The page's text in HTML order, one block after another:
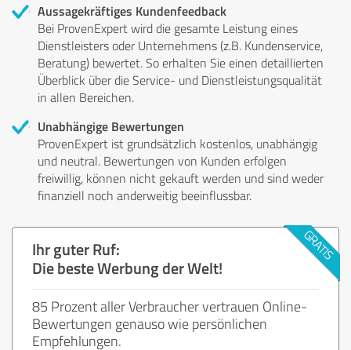
Aussagekräftiges Kundenfeedback
Bei ProvenExpert wird die gesamte Leistung eines
Dienstleisters oder Unternehmens (z.B. Kundenservice,
Beratung) bewertet. So erhalten Sie einen detaillierten
Überblick über die Service- und Dienstleistungsqualität
in allen Bereichen.
Unabhängige Bewertungen
ProvenExpert ist grundsätzlich kostenlos, unabhängig
und neutral. Bewertungen von Kunden erfolgen
freiwillig, können nicht gekauft werden und sind weder
finanziell noch anderweitig beeinflussbar.
Ihr guter Ruf:
Die beste Werbung der Welt!
85 Prozent aller Verbraucher vertrauen Online-
Bewertungen genauso wie persönlichen
Empfehlungen.